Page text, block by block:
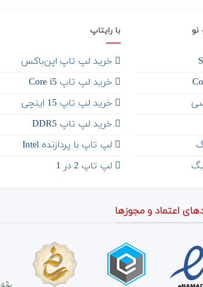
با رایتاپ
‌ خرید لپ تاپ اپن‌باکس
خرید لپ تاپ Core i5
‌‌ خرید لپ تاپ 15 اینچی
خرید لپ تاپ DDR5
لپ تاپ با پردازنده Intel
لپ تاپ 2 در 1
اعتماد و مجوزها